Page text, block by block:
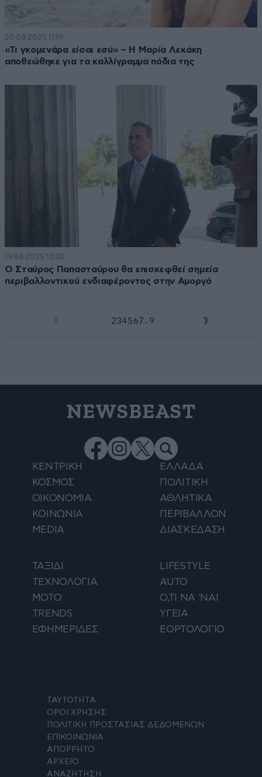
20·08·2025 11:19
«Τι γκομενάρα είσαι εσύ» – Η Μαρία Λεκάκη
αποθεώθηκε για τα καλλίγραμμα πόδια της
19·08·2025 10:30
Ο Σταύρος Παπασταύρου θα επισκεφθεί σημεία
περιβαλλοντικού ενδιαφέροντος στην Αμοργό
234 5 6 7 ...9
NEWSBEAST
ΚΕΝΤΡΙΚΗ
ΕΛΛΑΔΑ
ΚΟΣΜΟΣ
ΠΟΛΙΤΙΚΗ
ΟΙΚΟΝΟΜΙΑ
ΑΘΛΗΤΙΚΑ
ΚΟΙΝΩΝΙΑ
ΠΕΡΙΒΑΛΛΟΝ
MEDIA
ΔΙΑΣΚΕΔΑΣΗ
ΤΑΞΙΔΙ
LIFESTYLE
ΤΕΧΝΟΛΟΓΙΑ
AUTO
ΜΟΤΟ
Ο,ΤΙ ΝΑ 'ΝΑΙ
TRENDS
ΥΓΕΙΑ
ΕΦΗΜΕΡΙΔΕΣ
ΕΟΡΤΟΛΟΓΙΟ
ΤΑΥΤΟΤΗΤΑ
ΟΡΟΙ ΧΡΗΣΗΣ
ΠΟΛΙΤΙΚΗ ΠΡΟΣΤΑΣΙΑΣ ΔΕΔΟΜΕΝΩΝ
ΕΠΙΚΟΙΝΩΝΙΑ
ΑΠΟΡΡΗΤΟ
ΑΡΧΕΙΟ
ΑΝΑΖΗΤΗΣΗ